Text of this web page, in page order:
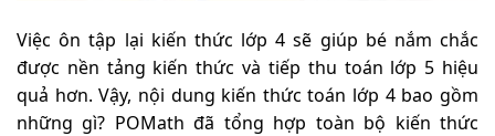
Việc ôn tập lại kiến thức lớp 4 sẽ giúp bé nắm chắc
được nền tảng kiến thức và tiếp thu toán lớp 5 hiệu
quả hơn. Vậy, nội dung kiến thức toán lớp 4 bao gồm
những gì? POMath đã tổng hợp toàn bộ kiến thức